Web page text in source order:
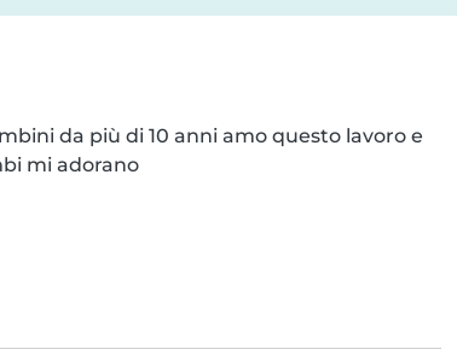
da più di 10 anni amo questo lavoro e
mi adorano